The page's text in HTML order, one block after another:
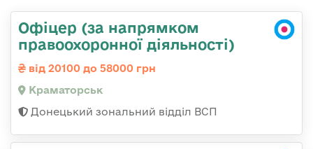
Офіцер (за напрямком
правоохоронної діяльності)
від 20100 до 58000 грн
Краматорськ
Донецький зональний відділ ВСП